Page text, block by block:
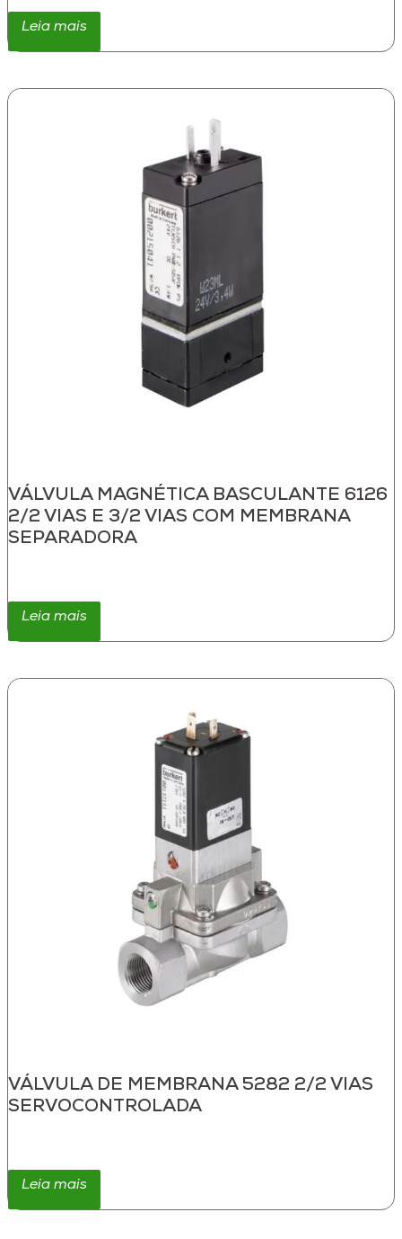
Leia mais
VÁLVULA MAGNÉTICA BASCULANTE 6126
2/2 VIAS E 3/2 VIAS COM MEMBRANA
SEPARADORA
Leia mais
VÁLVULA DE MEMBRANA 5282 2/2 VIAS
SERVOCONTROLADA
Leia mais